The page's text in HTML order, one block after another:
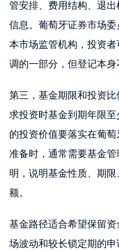
管安排、费用结构、退
信息。葡萄牙证券市场
本市场监管机构，投资
调的一部分，但登记本身
第三，基金期限和投资
求投资时基金到期年限
的投资价值要落实在葡
准备时，通常需要基金
明，说明基金性质、期
额。
基金路径适合希望保留
场波动和较长锁定期的